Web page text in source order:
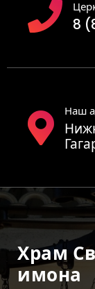
8
Наш
Храм
Имона